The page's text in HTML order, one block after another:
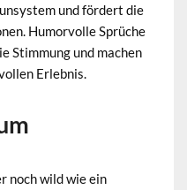
und fördert die
Humorvolle Sprüche
Stimmung und machen
Erlebnis.
noch wild wie ein